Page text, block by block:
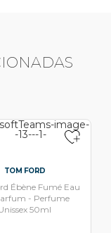
TOM FORD
Ébène Fumé Eau
- Perfume
50ml